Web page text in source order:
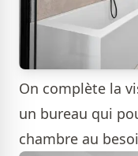
On complète la
un bureau qui
chambre au